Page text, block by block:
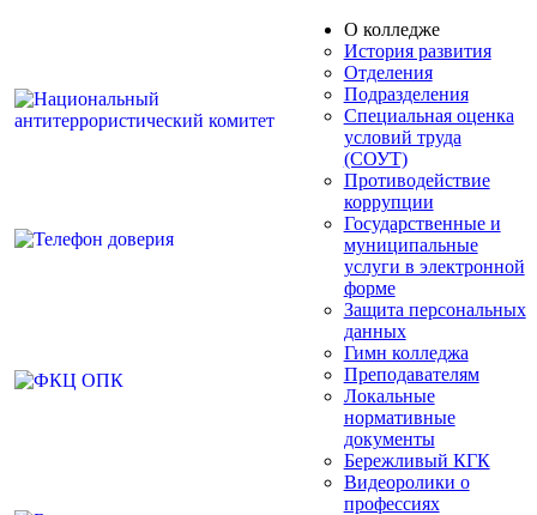
О колледже
История развития
Отделения
Подразделения
Специальная оценка
условий труда
(СОУТ)
Противодействие
коррупции
Государственные и
муниципальные
услуги в электронной
форме
Защита персональных
данных
Гимн колледжа
Преподавателям
Локальные
нормативные
документы
Бережливый КГК
Видеоролики о
профессиях